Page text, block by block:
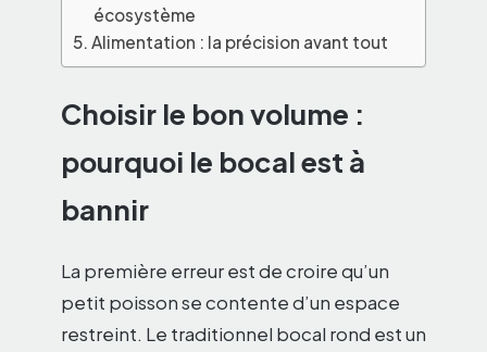
écosystème
Alimentation : la précision avant tout
Choisir le bon volume :
pourquoi le bocal est à
bannir
La première erreur est de croire qu’un
petit poisson se contente d’un espace
restreint. Le traditionnel bocal rond est un